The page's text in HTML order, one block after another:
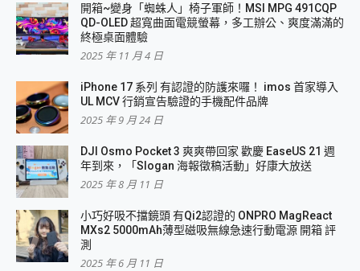
開箱~變身「蜘蛛人」椅子軍師！MSI MPG 491CQP
QD-OLED 超寬曲面電競螢幕，多工辦公、爽度滿滿的
終極桌面體驗
2025 年 11 月 4 日
iPhone 17 系列 有認證的防護來囉！ imos 首家導入
UL MCV 行銷宣告驗證的手機配件品牌
2025 年 9 月 24 日
DJI Osmo Pocket 3 爽爽帶回家 歡慶 EaseUS 21 週
年到來，「Slogan 海報徵稿活動」好康大放送
2025 年 8 月 11 日
小巧好吸不擋鏡頭 有Qi2認證的 ONPRO MagReact
MXs2 5000mAh薄型磁吸無線急速行動電源 開箱 評
測
2025 年 6 月 11 日